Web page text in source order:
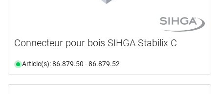
Connecteur pour bois SIHGA Stabilix C
Article(s): 86.879.50 - 86.879.52